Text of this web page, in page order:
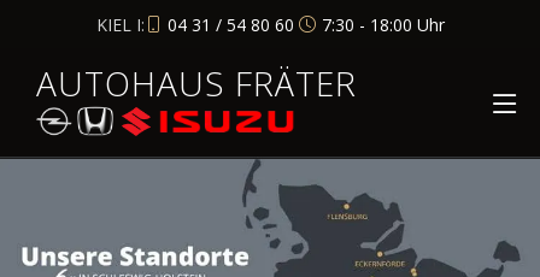
KIEL I: 04 31 / 54 80 60 7:30 - 18:00 Uhr
AUTOHAUS FRÄTER